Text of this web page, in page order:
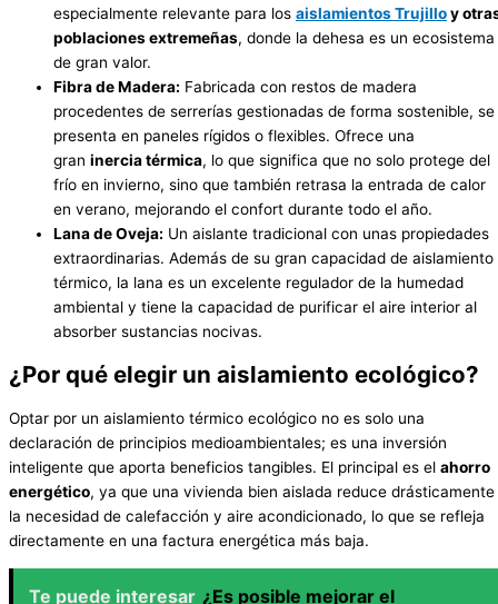
especialmente relevante para los aislamientos Trujilloy
poblaciones extremeñas, donde la dehesa es un ecosistema
de gran valor.
Fibra de Madera: Fabricada con restos de madera
procedentes de serrerías gestionadas de forma sostenible, se
presenta en paneles rígidos o flexibles. Ofrece una
gran inercia térmica, lo que significa que no solo protege del
frío en invierno, sino que también retrasa la entrada de calor
en verano, mejorando el confort durante todo el año.
Lana de Oveja: Un aislante tradicional con unas propiedades
extraordinarias. Además de su gran capacidad de aislamiento
térmico, la lana es un excelente regulador de la humedad
ambiental y tiene la capacidad de purificar el aire interior al
absorber sustancias nocivas.
¿Por qué elegir un aislamiento ecológico?
Optar por un aislamiento térmico ecológico no es solo una
declaración de principios medioambientales; es una inversión
inteligente que aporta beneficios tangibles. El principal es el ahorro
energético, ya que una vivienda bien aislada reduce drásticamente
la necesidad de calefacción y aire acondicionado, lo que se refleja
directamente en una factura energética más baja.
Te puede interesar ¿Es posible mejorar el